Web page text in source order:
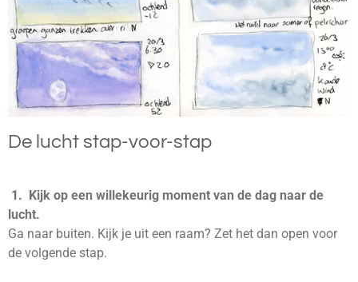
De lucht stap-voor-stap
1. Kijk op een willekeurig moment van de dag naar de
lucht.
Ga naar buiten. Kijk je uit een raam? Zet het dan open voor
de volgende stap.